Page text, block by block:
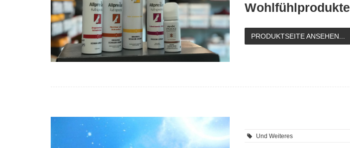
Wohlfühlprodukte
PRODUKTSEITE ANSEHEN...
Und Weiteres